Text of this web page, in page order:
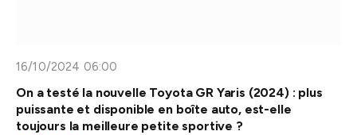
16/10/2024 06:00
On a testé la nouvelle Toyota GR Yaris (2024) : plus
puissante et disponible en boîte auto, est-elle
toujours la meilleure petite sportive ?